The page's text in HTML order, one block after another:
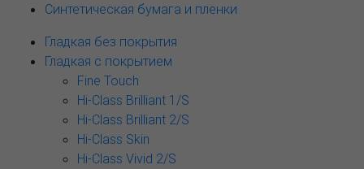
Синтетическая бумага и пленки
Гладкая без покрытия
Гладкая с покрытием
Fine Touch
Hi-Class Brilliant 1/S
Hi-Class Brilliant 2/S
Hi-Class Skin
Hi-Class Vivid 2/S